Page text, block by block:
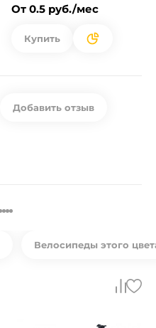
От 0.5 руб./мес
Купить
Добавить отзыв
Велосипеды этого